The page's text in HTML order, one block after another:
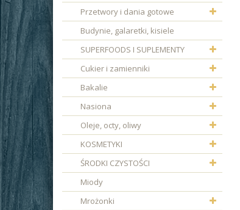
Przetwory i dania gotowe
Budynie, galaretki, kisiele
SUPERFOODS I SUPLEMENTY
Cukier i zamienniki
Bakalie
Nasiona
Oleje, octy, oliwy
KOSMETYKI
ŚRODKI CZYSTOŚCI
Miody
Mrożonki